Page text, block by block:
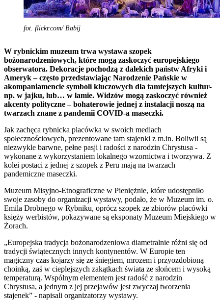
fot. flickr.com/ Babij
W rybnickim muzeum trwa wystawa szopek
bożonarodzeniowych, które mogą zaskoczyć europejskiego
obserwatora. Dekoracje pochodzą z dalekich państw Afryki i
Ameryk – często przedstawiając Narodzenie Pańskie w
akompaniamencie symboli kluczowych dla tamtejszych kultur-
np. w jajku, lub… w lamie. Widzów mogą zaskoczyć również
akcenty polityczne – bohaterowie jednej z instalacji noszą na
twarzach znane z pandemii COVID-a maseczki.
Jak zachęca rybnicka placówka w swoich mediach
społecznościowych, prezentowane tam stajenki z m.in. Boliwii są
niezwykle barwne, pełne pasji i radości z narodzin Chrystusa -
wykonane z wykorzystaniem lokalnego wzornictwa i tworzywa. Z
kolei postaci z jednej z szopek z Peru mają na twarzach
pandemiczne maseczki.
Muzeum Misyjno-Etnograficzne w Pieniężnie, które udostępniło
swoje zasoby do organizacji wystawy, podało, że w Muzeum im. o.
Emila Drobnego w Rybniku, oprócz szopek ze zbiorów placówki
księży werbistów, pokazywane są eksponaty Muzeum Miejskiego w
Żorach.
„Europejska tradycja bożonarodzeniowa diametralnie różni się od
tradycji świątecznych innych kontynentów. W Europie ten
magiczny czas kojarzy się ze śniegiem, mrozem i przyozdobioną
choinką, zaś w cieplejszych zakątkach świata ze słońcem i wysoką
temperaturą. Wspólnym elementem jest radość z narodzin
Chrystusa, a jednym z jej przejawów jest zwyczaj tworzenia
stajenek” - napisali organizatorzy wystawy.